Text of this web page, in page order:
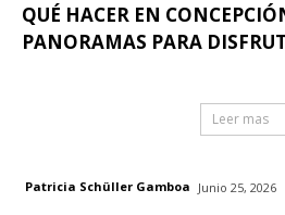
QUÉ HACER EN
PANORAMAS PARA
Leer mas
Patricia Schüller Gamboa Junio 25, 2026